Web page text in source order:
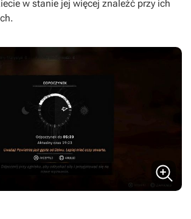
w stanie jej więcej znaleźć przy ich